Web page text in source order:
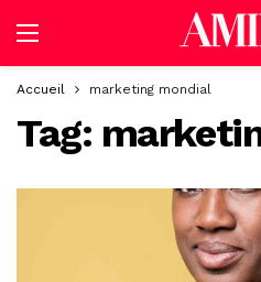
Accueil marketing mondial
Tag: